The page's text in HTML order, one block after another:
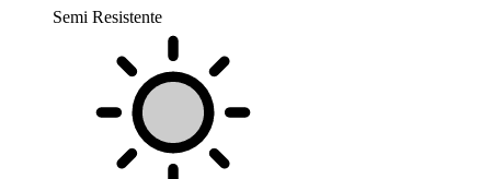
Semi Resistente